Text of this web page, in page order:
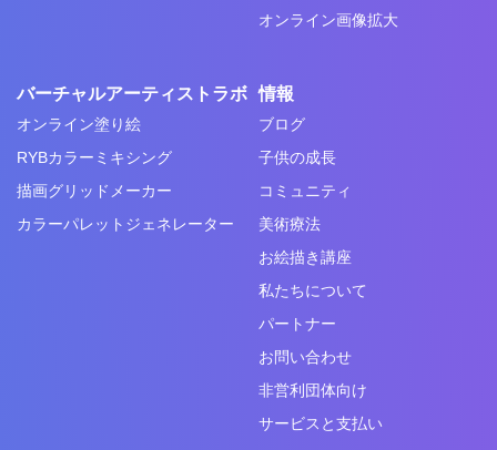
オンライン画像拡大
バーチャルアーティストラボ
オンライン塗り絵
RYBカラーミキシング
描画グリッドメーカー
カラーパレットジェネレーター
情報
ブログ
子供の成長
コミュニティ
美術療法
お絵描き講座
私たちについて
パートナー
お問い合わせ
非営利団体向け
サービスと支払い